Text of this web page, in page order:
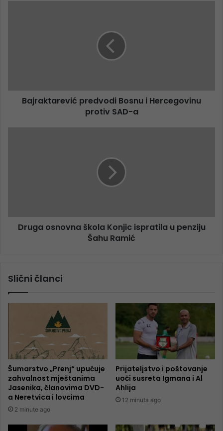
Bajraktarević predvodi Bosnu i Hercegovinu
protiv SAD-a
Druga osnovna škola Konjic ispratila u penziju
Šahu Ramić
Slični članci
Šumarstvo „Prenj“ upućuje
zahvalnost mještanima
Jasenika, članovima DVD-
a Neretvica i lovcima
2 minute ago
Prijateljstvo i poštovanje
uoči susreta Igmana i Al
Ahlija
12 minuta ago